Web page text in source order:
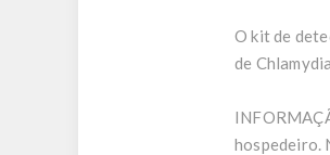
O kit de
de
hospedeiro.